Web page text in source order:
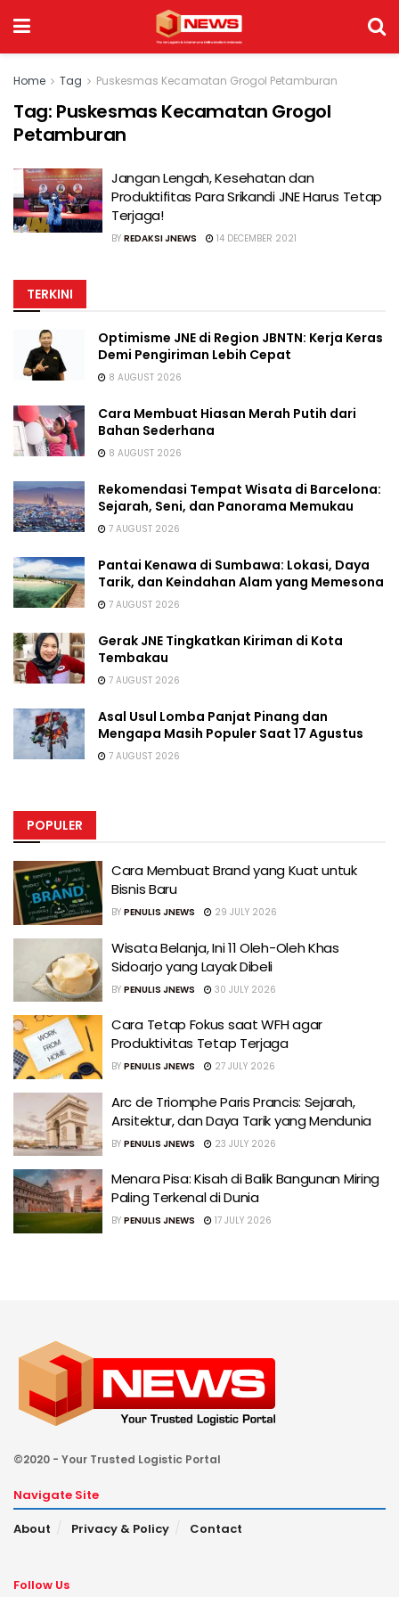
Home Tag Puskesmas Kecamatan Grogol Petamburan
Tag: Puskesmas Kecamatan Grogol
Petamburan
Jangan Lengah, Kesehatan dan
Produktifitas Para Srikandi JNE Harus Tetap
Terjaga!
BY REDAKSI JNEWS 14 DECEMBER 2021
TERKINI
Optimisme JNE di Region JBNTN: Kerja Keras
Demi Pengiriman Lebih Cepat
8 AUGUST 2026
Cara Membuat Hiasan Merah Putih dari
Bahan Sederhana
8 AUGUST 2026
Rekomendasi Tempat Wisata di Barcelona:
Sejarah, Seni, dan Panorama Memukau
7 AUGUST 2026
Pantai Kenawa di Sumbawa: Lokasi, Daya
Tarik, dan Keindahan Alam yang Memesona
7 AUGUST 2026
Gerak JNE Tingkatkan Kiriman di Kota
Tembakau
7 AUGUST 2026
Asal Usul Lomba Panjat Pinang dan
Mengapa Masih Populer Saat 17 Agustus
7 AUGUST 2026
POPULER
Cara Membuat Brand yang Kuat untuk
Bisnis Baru
BY PENULIS JNEWS 29 JULY 2026
Wisata Belanja, Ini 11 Oleh-Oleh Khas
Sidoarjo yang Layak Dibeli
BY PENULIS JNEWS 30 JULY 2026
Cara Tetap Fokus saat WFH agar
Produktivitas Tetap Terjaga
BY PENULIS JNEWS 27 JULY 2026
Arc de Triomphe Paris Prancis: Sejarah,
Arsitektur, dan Daya Tarik yang Mendunia
BY PENULIS JNEWS 23 JULY 2026
Menara Pisa: Kisah di Balik Bangunan Miring
Paling Terkenal di Dunia
BY PENULIS JNEWS 17 JULY 2026
©2020 - Your Trusted Logistic Portal
Navigate Site
About
Privacy & Policy Contact
Follow Us